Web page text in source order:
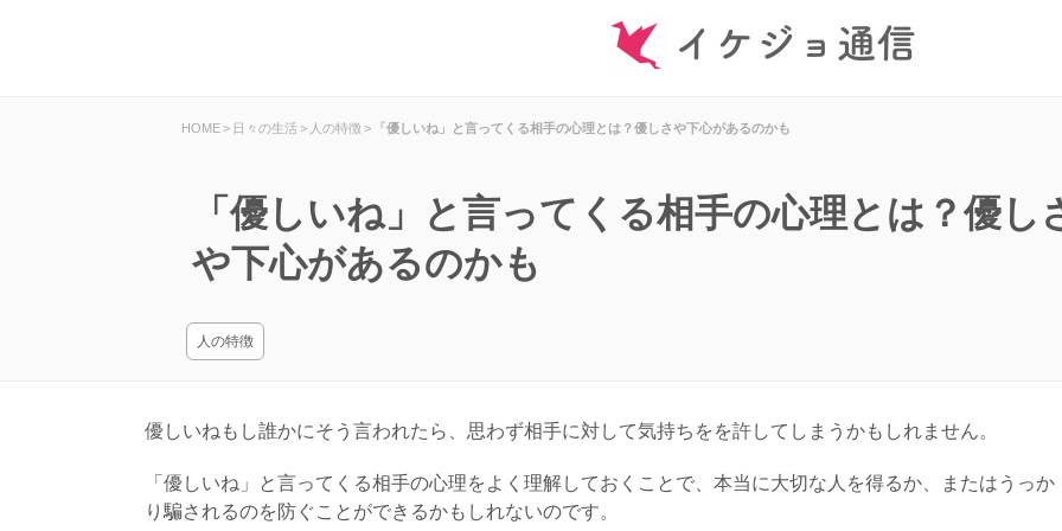
HOME> 日々の生活 > 人の特徴 > 「優しいね」と言ってくる相手の心理とは？優しさや下心があるのかも
「優しいね」と言ってくる相手の心理とは？優し
や下心があるのかも
人の特徴
優しいねもし誰かにそう言われたら、思わず相手に対して気持ちをを許してしまうかもしれません。
「優しいね」と言ってくる相手の心理をよく理解しておくことで、本当に大切な人を得るか、またはうっか
り騙されるのを防ぐことができるかもしれないのです。